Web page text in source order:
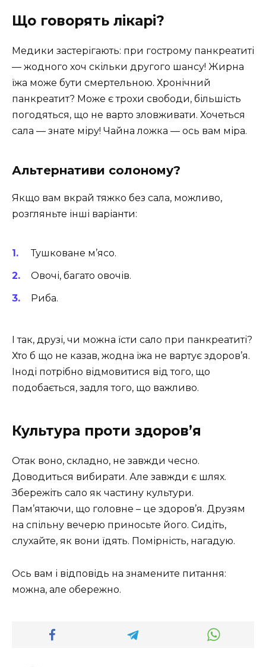
Що говорять лікарі?
Медики застерігають: при гострому панкреатиті
— жодного хоч скільки другого шансу! Жирна
їжа може бути смертельною. Хронічний
панкреатит? Може є трохи свободи, більшість
погодяться, що не варто зловживати. Хочеться
сала — знате міру! Чайна ложка — ось вам міра.
Альтернативи солоному?
Якщо вам вкрай тяжко без сала, можливо,
розгляньте інші варіанти:
Тушковане м’ясо.
Овочі, багато овочів.
Риба.
І так, друзі, чи можна їсти сало при панкреатиті?
Хто б що не казав, жодна їжа не вартує здоров’я.
Іноді потрібно відмовитися від того, що
подобається, задля того, що важливо.
Культура проти здоров’я
Отак воно, складно, не завжди чесно.
Доводиться вибирати. Але завжди є шлях.
Збережіть сало як частину культури.
Пам’ятаючи, що головне – це здоров’я. Друзям
на спільну вечерю приносьте його. Сидіть,
слухайте, як вони їдять. Помірність, нагадую.
Ось вам і відповідь на знамените питання:
можна, але обережно.